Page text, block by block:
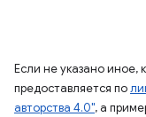
Если не указано иное,
предоставляется по
авторства 4.0", а